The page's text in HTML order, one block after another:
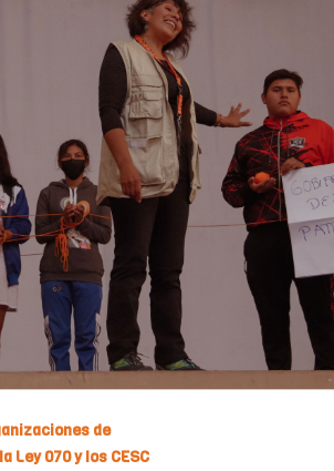
de
Ley 070 y los CESC